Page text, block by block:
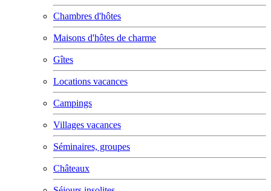
Chambres d'hôtes
Maisons d'hôtes de charme
Gîtes
Locations vacances
Campings
Villages vacances
Séminaires, groupes
Châteaux